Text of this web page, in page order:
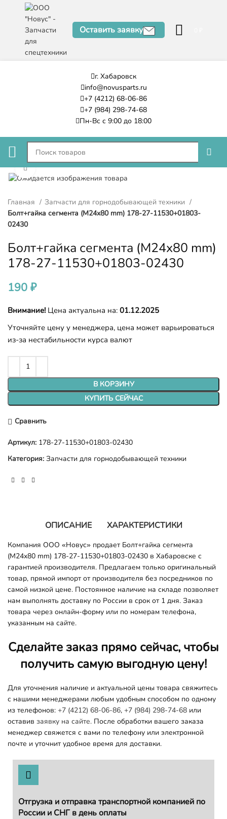
Оставить заявку
г. Хабаровск
info@novusparts.ru
+7 (4212) 68-06-86
+7 (984) 298-74-68
Пн-Вс с 9:00 до 18:00
Нажмите, чтобы увеличить
Главная
Запчасти для горнодобывающей техники
Болт+гайка сегмента (M24x80 mm) 178-27-11530+01803-
02430
Болт+гайка сегмента (M24x80 mm)
178-27-11530+01803-02430
190 ₽
Внимание! Цена актуальна на: 01.12.2025
Уточняйте цену у менеджера, цена может варьироваться
из-за нестабильности курса валют
В КОРЗИНУ
КУПИТЬ СЕЙЧАС
Сравнить
Артикул: 178-27-11530+01803-02430
Категория: Запчасти для горнодобывающей техники
ОПИСАНИЕ ХАРАКТЕРИСТИКИ
Компания ООО «Новус» продает Болт+гайка сегмента
(M24x80 mm) 178-27-11530+01803-02430 в Хабаровске с
гарантией производителя. Предлагаем только оригинальный
товар, прямой импорт от производителя без посредников по
самой низкой цене. Постоянное наличие на складе позволяет
нам выполнять доставку по России в срок от 1 дня. Заказ
товара через онлайн-форму или по номерам телефона,
указанным на сайте.
Сделайте заказ прямо сейчас, чтобы
получить самую выгодную цену!
Для уточнения наличие и актуальной цены товара свяжитесь
с нашими менеджерами любым удобным способом по одному
из телефонов: +7 (4212) 68-06-86, +7 (984) 298-74-68 или
оставив заявку на сайте. После обработки вашего заказа
менеджер свяжется с вами по телефону или электронной
почте и уточнит удобное время для доставки.
Отгрузка и отправка транспортной компанией по
России и СНГ в день оплаты